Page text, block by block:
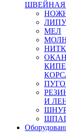
ШВЕЙНАЯ
МЕЛ
И